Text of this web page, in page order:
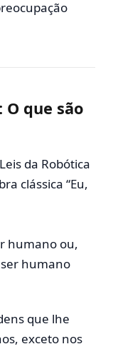
O que são
da Robótica
clássica “Eu,
humano ou,
humano
que lhe
exceto nos